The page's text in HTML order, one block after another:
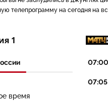
телепрограмму на сегодня на
1
время
07:00
07:05